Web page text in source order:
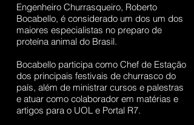
Engenheiro Churrasqueiro, Roberto
Bocabello, é considerado um dos um dos
maiores especialistas no preparo de
proteína animal do Brasil.
Bocabello participa como Chef de Estação
dos principais festivais de churrasco do
país, além de ministrar cursos e palestras
e atuar como colaborador em matérias e
artigos para o UOL e Portal R7.